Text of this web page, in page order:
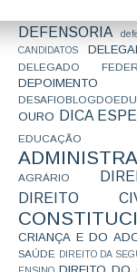
DEFENSORIA
CANDIDATOS
DELEGADO
DESAFIOBLOGDOEDU
OURO DICA
EDUCAÇÃO
AGRÁRIO
DIREITO
CRIANÇA E DO
SAÚDE
DIREITO DA